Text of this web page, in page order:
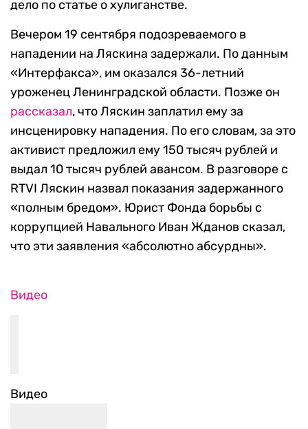
дело по статье о хулиганстве.
Вечером 19 сентября подозреваемого в
нападении на Ляскина задержали. По данным
«Интерфакса», им оказался 36-летний
уроженец Ленинградской области. Позже он
рассказал, что Ляскин заплатил ему за
инсценировку нападения. По его словам, за это
активист предложил ему 150 тысяч рублей и
выдал 10 тысяч рублей авансом. В разговоре с
RTVI Ляскин назвал показания задержанного
«полным бредом». Юрист Фонда борьбы с
коррупцией Навального Иван Жданов сказал,
что эти заявления «абсолютно абсурдны».
Видео
Видео